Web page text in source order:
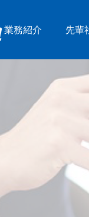
業務紹介 先輩